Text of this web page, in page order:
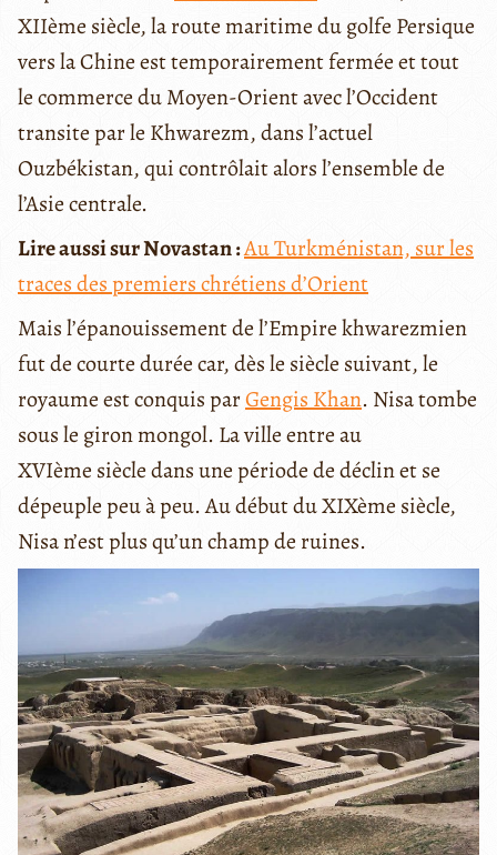
XIIème siècle, la route maritime du golfe Persique
vers la Chine est temporairement fermée et tout
le commerce du Moyen-Orient avec l’Occident
transite par le Khwarezm, dans l’actuel
Ouzbékistan, qui contrôlait alors l’ensemble de
l’Asie centrale.
Lire aussi sur Novastan :Au Turkménistan, sur les
traces des premiers chrétiens d’Orient
Mais l’épanouissement de l’Empire khwarezmien
fut de courte durée car, dès le siècle suivant, le
royaume est conquis parGengis Khan. Nisa tombe
sous le giron mongol. La ville entre au
XVIème siècle dans une période de déclin et se
dépeuple peu à peu. Au début du XIXème siècle,
Nisa n’est plus qu’un champ de ruines.